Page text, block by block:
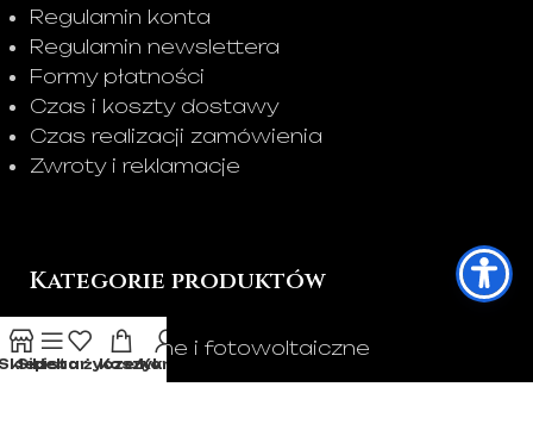
Regulamin konta
Regulamin newslettera
Formy płatności
Czas i koszty dostawy
Czas realizacji zamówienia
Zwroty i reklamacje
Kategorie produktów
Znicze solarne i fotowoltaiczne
Znicze LED
Sidebar
Lista życzeń
KoszykKonto